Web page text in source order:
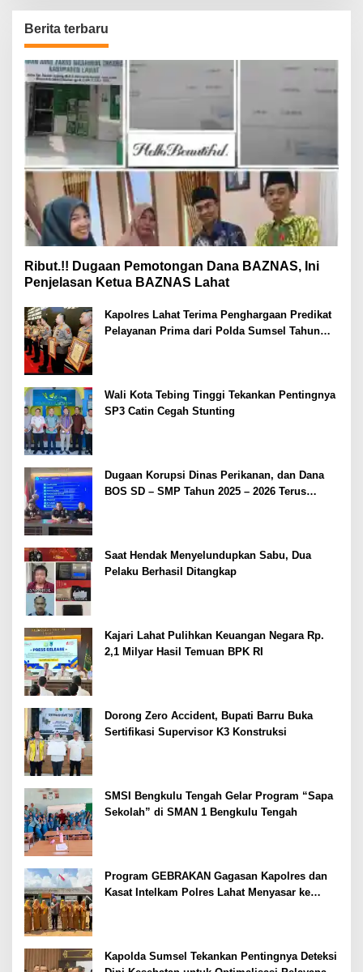
Berita terbaru
Ribut.!! Dugaan Pemotongan Dana BAZNAS, Ini
Penjelasan Ketua BAZNAS Lahat
Kapolres Lahat Terima Penghargaan Predikat
Pelayanan Prima dari Polda Sumsel Tahun
Wali Kota Tebing Tinggi Tekankan Pentingnya
SP3 Catin Cegah Stunting
Dugaan Korupsi Dinas Perikanan, dan Dana
BOS SD – SMP Tahun 2025 – 2026 Terus
Saat Hendak Menyelundupkan Sabu, Dua
Pelaku Berhasil Ditangkap
Kajari Lahat Pulihkan Keuangan Negara Rp.
2,1 Milyar Hasil Temuan BPK RI
Dorong Zero Accident, Bupati Barru Buka
Sertifikasi Supervisor K3 Konstruksi
SMSI Bengkulu Tengah Gelar Program “Sapa
Sekolah” di SMAN 1 Bengkulu Tengah
Program GEBRAKAN Gagasan Kapolres dan
Kasat Intelkam Polres Lahat Menyasar ke
Kapolda Sumsel Tekankan Pentingnya Deteksi